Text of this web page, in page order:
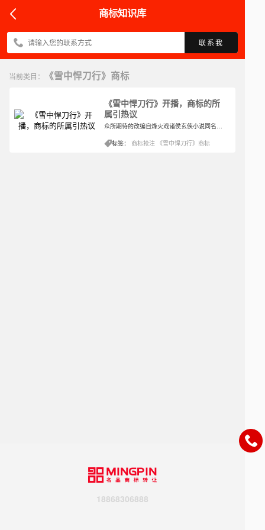
商标知识库
联系我
当前类目： 《雪中悍刀行》商标
《雪中悍刀行》开播，商标的所
属引热议
标签：商标抢注 《雪中悍刀行》商标
18868306888